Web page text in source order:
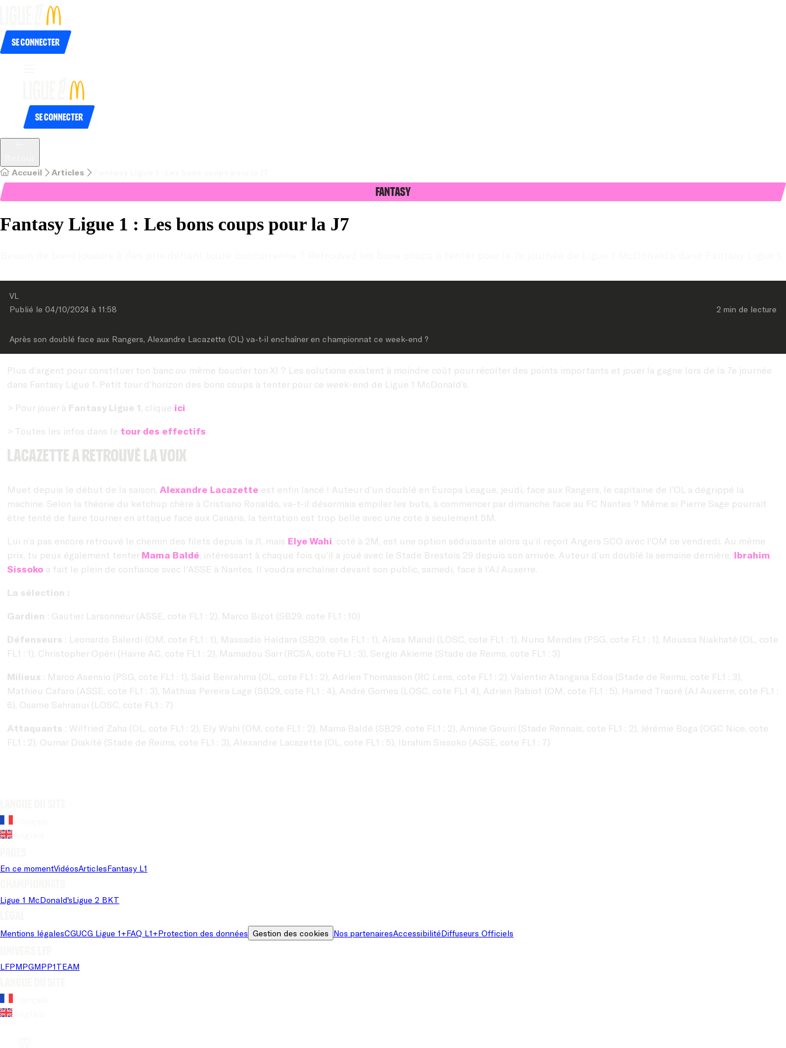
Se connecter
Se connecter
Accueil Articles
Fantasy
Fantasy Ligue 1 : Les bons coups pour la J7
VL
Publié le 04/10/2024 à 11:58 2 min de lecture
Après son doublé face aux Rangers, Alexandre Lacazette (OL) va-t-il enchaîner en championnat ce week-end ?
Plus d’argent pour constituer ton banc ou même boucler ton XI ? Les solutions existent à moindre coût pour récolter des points importants et jouer la gagne lors de la 7e journée
dans Fantasy Ligue 1. Petit tour d’horizon des bons coups à tenter pour ce week-end de Ligue 1 McDonald’s.
> Pour jouer à Fantasy Ligue 1, clique ici
> Toutes les infos dans le tour des effectifs
Lacazette a retrouvé la voix
Muet depuis le début de la saison, Alexandre Lacazette est enfin lancé ! Auteur d’un doublé en Europa League, jeudi, face aux Rangers, le capitaine de l’OL a dégrippé la
machine. Selon la théorie du ketchup chère à Cristiano Ronaldo, va-t-il désormais empiler les buts, à commencer par dimanche face au FC Nantes ? Même si Pierre Sage pourrait
être tenté de faire tourner en attaque face aux Canaris, la tentation est trop belle avec une cote à seulement 5M.
Lui n’a pas encore retrouvé le chemin des filets depuis la J1, mais Elye Wahi, coté à 2M, est une option séduisante alors qu’il reçoit Angers SCO avec l’OM ce vendredi. Au même
prix, tu peux également tenter Mama Baldé, intéressant à chaque fois qu’il a joué avec le Stade Brestois 29 depuis son arrivée. Auteur d’un doublé la semaine dernière, Ibrahim
Sissoko a fait le plein de confiance avec l'ASSE à Nantes. Il voudra enchaîner devant son public, samedi, face à l’AJ Auxerre.
La sélection :
Gardien : Gautier Larsonneur (ASSE, cote FL1 : 2), Marco Bizot (SB29, cote FL1 : 10)
Défenseurs : Leonardo Balerdi (OM, cote FL1 : 1), Massadio Haïdara (SB29, cote FL1 : 1), Aïssa Mandi (LOSC, cote FL1 : 1), Nuno Mendes (PSG, cote FL1 : 1), Moussa Niakhaté (OL, cote
FL1 : 1), Christopher Opéri (Havre AC, cote FL1 : 2), Mamadou Sarr (RCSA, cote FL1 : 3), Sergio Akieme (Stade de Reims, cote FL1 : 3)
Milieux : Marco Asensio (PSG, cote FL1 : 1), Saïd Benrahma (OL, cote FL1 : 2), Adrien Thomasson (RC Lens, cote FL1 : 2), Valentin Atangana Edoa (Stade de Reims, cote FL1 : 3),
Mathieu Cafaro (ASSE, cote FL1 : 3), Mathias Pereira Lage (SB29, cote FL1 : 4), André Gomes (LOSC, cote FL1 4), Adrien Rabiot (OM, cote FL1 : 5), Hamed Traoré (AJ Auxerre, cote FL1 :
6), Osame Sahraoui (LOSC, cote FL1 : 7)
Attaquants : Wilfried Zaha (OL, cote FL1 : 2), Ely Wahi (OM, cote FL1 : 2), Mama Baldé (SB29, cote FL1 : 2), Amine Gouiri (Stade Rennais, cote FL1 : 2), Jérémie Boga (OGC Nice, cote
FL1 : 2), Oumar Diakité (Stade de Reims, cote FL1 : 3), Alexandre Lacazette (OL, cote FL1 : 5), Ibrahim Sissoko (ASSE, cote FL1 : 7)
En ce momentVidéosArticlesFantasy L1
Ligue 1 McDonald'sLigue 2 BKT
Mentions légalesCGUCG Ligue 1+FAQ L1+Protection des données Gestion des cookies Nos partenairesAccessibilitéDiffuseurs Officiels
LFPMPGMPP1TEAM